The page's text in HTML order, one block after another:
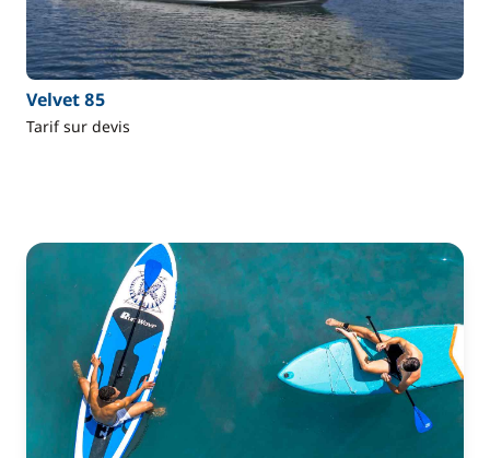
Velvet 85
Tarif sur devis